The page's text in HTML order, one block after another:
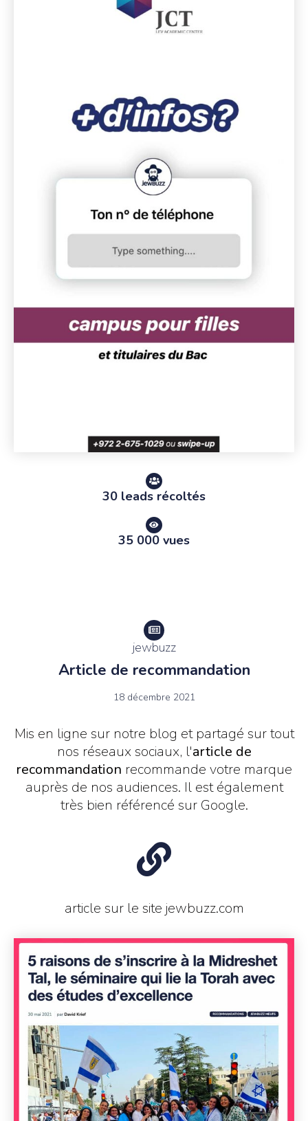
35 000 vues
30 leads récoltés
jewbuzz
Article de recommandation
18 décembre 2021
Mis en ligne sur notre blog et partagé sur tout
nos réseaux sociaux, l'article de
recommandation recommande votre marque
auprès de nos audiences. Il est également
très bien référencé sur Google.
article sur le site jewbuzz.com